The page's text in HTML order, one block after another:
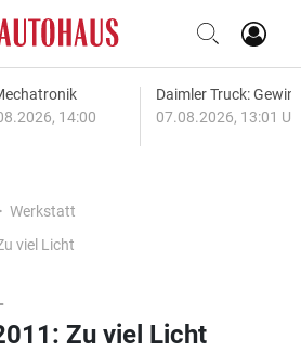
14:00
Daimler Truck:
07.08.2026, 13:01
Werkstatt
viel Licht
Zu viel Licht